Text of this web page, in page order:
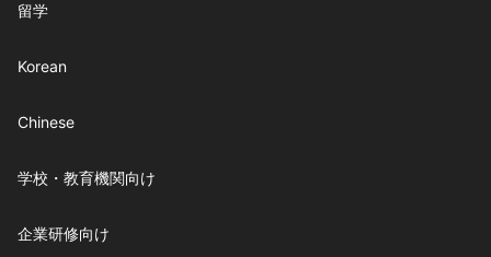
留学
Korean
Chinese
学校・教育機関向け
企業研修向け